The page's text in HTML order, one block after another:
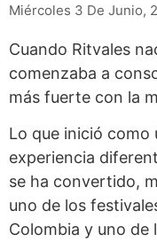
Miércoles 3 De Junio,
Cuando Ritvales
comenzaba a
más fuerte con la
Lo que inició como
experiencia
se ha convertido,
uno de los
Colombia y uno de